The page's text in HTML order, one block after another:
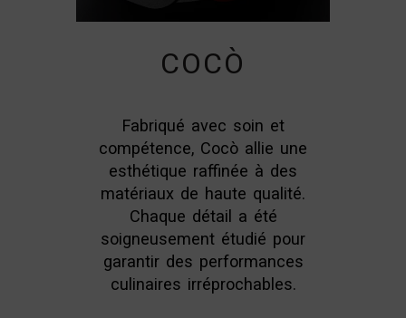
COCÒ
Fabriqué avec soin et
compétence, Cocò allie une
esthétique raffinée à des
matériaux de haute qualité.
Chaque détail a été
soigneusement étudié pour
garantir des performances
culinaires irréprochables.